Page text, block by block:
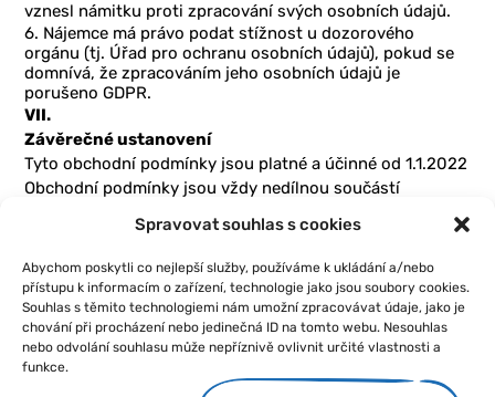
Spravovat souhlas s cookies
Abychom poskytli co nejlepší služby, používáme k ukládání a/nebo
přístupu k informacím o zařízení, technologie jako jsou soubory cookies.
Souhlas s těmito technologiemi nám umožní zpracovávat údaje, jako je
chování při procházení nebo jedinečná ID na tomto webu. Nesouhlas
nebo odvolání souhlasu může nepříznivě ovlivnit určité vlastnosti a
funkce.
vznesl námitku proti zpracování svých osobních údajů.
6. Nájemce má právo podat stížnost u dozorového
orgánu (tj. Úřad pro ochranu osobních údajů), pokud se
domnívá, že zpracováním jeho osobních údajů je
porušeno GDPR.
VII.
Závěrečné ustanovení
Tyto obchodní podmínky jsou platné a účinné od 1.1.2022
Obchodní podmínky jsou vždy nedílnou součástí
její příloha, přičemž současně jsou i k dispozici v sídle
provozovatele a na internetových stránkách
www.rentalia.cz.